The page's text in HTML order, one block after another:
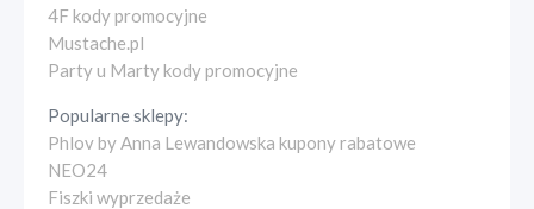
4F kody promocyjne
Mustache.pl
Party u Marty kody promocyjne
Popularne sklepy:
Phlov by Anna Lewandowska kupony rabatowe
NEO24
Fiszki wyprzedaże